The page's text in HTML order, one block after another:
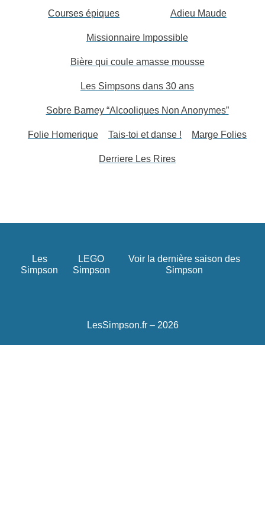
Courses épiques Adieu Maude
Missionnaire Impossible
Bière qui coule amasse mousse
Les Simpsons dans 30 ans
Sobre Barney “Alcooliques Non Anonymes”
Folie Homerique Tais-toi et danse ! Marge Folies
Derriere Les Rires
Les
Simpson
LEGO
Simpson
Voir la dernière saison des
Simpson
LesSimpson.fr – 2026